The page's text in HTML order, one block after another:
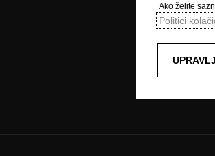
Ako želite
Politici